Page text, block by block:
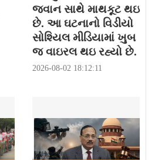
જવાન સાથે માથકૂટ થઇ
છે. આ ઘટનાનો વિડીયો
સોશ્યિલ મીડિયામાં ખુબ
જ વાઇરલ થઇ રહ્યો છે.
2026-08-02 18:12:11